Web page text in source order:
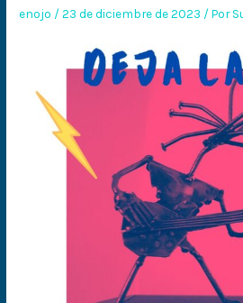
enojo /23 de diciembre de 2023 / Por